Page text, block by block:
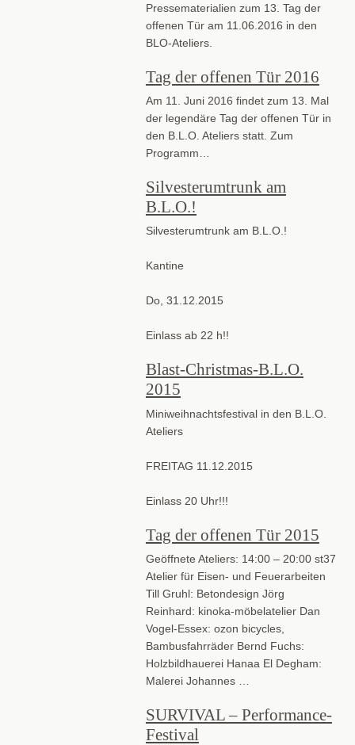
Pressematerialien zum 13. Tag der
offenen Tür am 11.06.2016 in den
BLO-Ateliers.
Tag der offenen Tür 2016
Am 11. Juni 2016 findet zum 13. Mal
der legendäre Tag der offenen Tür in
den B.L.O. Ateliers statt. Zum
Programm…
Silvesterumtrunk am
B.L.O.!
Silvesterumtrunk am B.L.O.!
Kantine
Do, 31.12.2015
Einlass ab 22 h!!
Blast-Christmas-B.L.O.
2015
Miniweihnachtsfestival in den B.L.O.
Ateliers
FREITAG 11.12.2015
Einlass 20 Uhr!!!
Tag der offenen Tür 2015
Geöffnete Ateliers: 14:00 – 20:00 st37
Atelier für Eisen- und Feuerarbeiten
Till Gruhl: Betondesign Jörg
Reinhard: kinoka-möbelatelier Dan
Vogel-Essex: ozon bicycles,
Bambusfahrräder Bernd Fuchs:
Holzbildhauerei Hanaa El Degham:
Malerei Johannes …
SURVIVAL – Performance-
Festival